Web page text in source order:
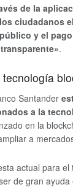
de la
ciudadanos
y el
.
Santander
a la
en la
a
actual para
de gran